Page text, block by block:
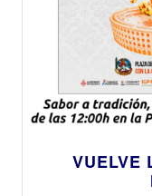
VUELVE